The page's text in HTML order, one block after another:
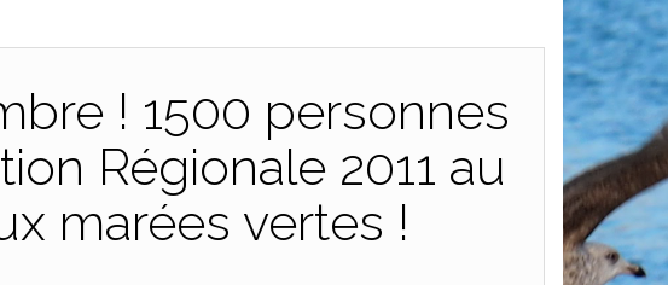
! 1500 personnes
Régionale 2011 au
marées vertes !